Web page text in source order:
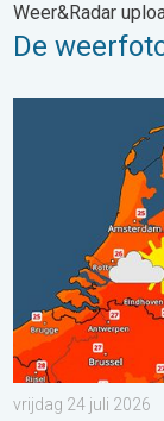
Weer&Radar
De
Zomerse
vrijdag 24 juli 2026